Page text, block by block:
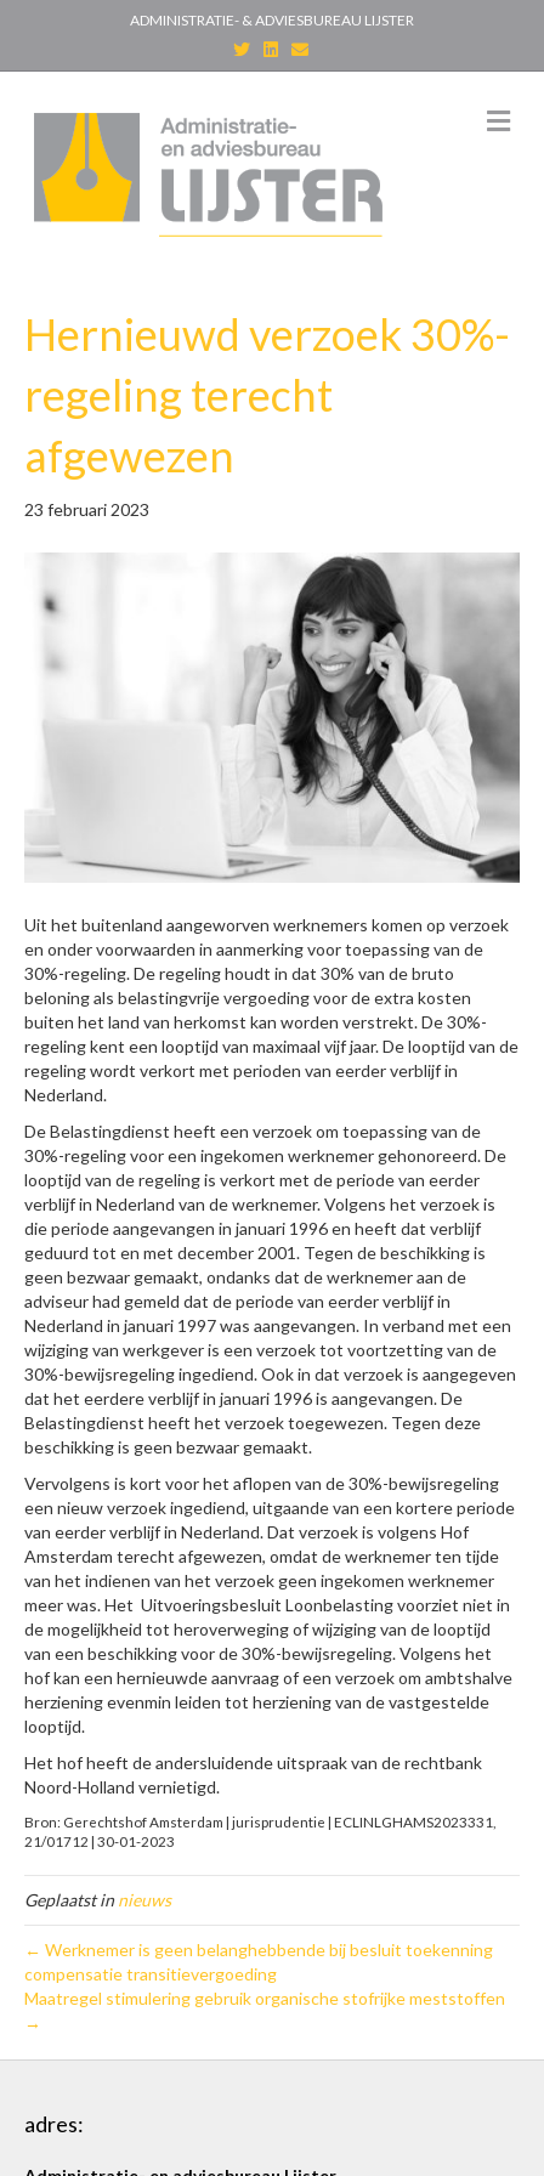
ADMINISTRATIE- & ADVIESBUREAU LIJSTER
T
w
i
e
r
n
d
i
n
E
m
a
M
e
Hernieuwd verzoek 30%-
regeling terecht
afgewezen
23 februari 2023
Uit het buitenland aangeworven werknemers komen op verzoek
en onder voorwaarden in aanmerking voor toepassing van de
30%-regeling. De regeling houdt in dat 30% van de bruto
beloning als belastingvrije vergoeding voor de extra kosten
buiten het land van herkomst kan worden verstrekt. De 30%-
regeling kent een looptijd van maximaal vijf jaar. De looptijd van de
regeling wordt verkort met perioden van eerder verblijf in
Nederland.
De Belastingdienst heeft een verzoek om toepassing van de
30%-regeling voor een ingekomen werknemer gehonoreerd. De
looptijd van de regeling is verkort met de periode van eerder
verblijf in Nederland van de werknemer. Volgens het verzoek is
die periode aangevangen in januari 1996 en heeft dat verblijf
geduurd tot en met december 2001. Tegen de beschikking is
geen bezwaar gemaakt, ondanks dat de werknemer aan de
adviseur had gemeld dat de periode van eerder verblijf in
Nederland in januari 1997 was aangevangen. In verband met een
wijziging van werkgever is een verzoek tot voortzetting van de
30%-bewijsregeling ingediend. Ook in dat verzoek is aangegeven
dat het eerdere verblijf in januari 1996 is aangevangen. De
Belastingdienst heeft het verzoek toegewezen. Tegen deze
beschikking is geen bezwaar gemaakt.
Vervolgens is kort voor het aflopen van de 30%-bewijsregeling
een nieuw verzoek ingediend, uitgaande van een kortere periode
van eerder verblijf in Nederland. Dat verzoek is volgens Hof
Amsterdam terecht afgewezen, omdat de werknemer ten tijde
van het indienen van het verzoek geen ingekomen werknemer
meer was. Het Uitvoeringsbesluit Loonbelasting voorziet niet in
de mogelijkheid tot heroverweging of wijziging van de looptijd
van een beschikking voor de 30%-bewijsregeling. Volgens het
hof kan een hernieuwde aanvraag of een verzoek om ambtshalve
herziening evenmin leiden tot herziening van de vastgestelde
looptijd.
Het hof heeft de andersluidende uitspraak van de rechtbank
Noord-Holland vernietigd.
Bron: Gerechtshof Amsterdam | jurisprudentie | ECLINLGHAMS2023331,
21/01712 | 30-01-2023
Geplaatst innieuws
← Werknemer is geen belanghebbende bij besluit toekenning
compensatie transitievergoeding
Maatregel stimulering gebruik organische stofrijke meststoffen
→
adres: